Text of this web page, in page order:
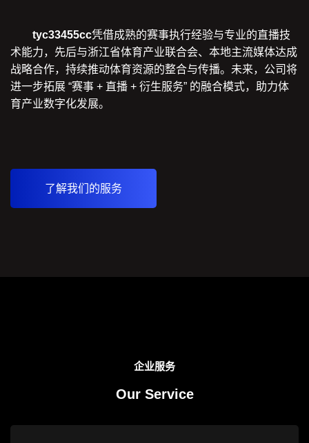
tyc33455cc凭借成熟的赛事执行经验与专业的直播技
术能力，先后与浙江省体育产业联合会、本地主流媒体达成
战略合作，持续推动体育资源的整合与传播。未来，公司将
进一步拓展 “赛事 + 直播 + 衍生服务” 的融合模式，助力体
育产业数字化发展。
了解我们的服务
企业服务
Our Service